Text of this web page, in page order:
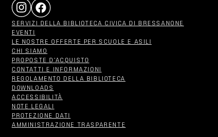
SERVIZI DELLA BIBLIOTECA CIVICA DI BRESSANONE
EVENTI
LE NOSTRE OFFERTE PER SCUOLE E ASILI
CHI SIAMO
PROPOSTE D‘ACQUISTO
CONTATTI E INFORMAZIONI
REGOLAMENTO DELLA BIBLIOTECA
DOWNLOADS
ACCESSIBILITÀ
NOTE LEGALI
PROTEZIONE DATI
AMMINISTRAZIONE TRASPARENTE